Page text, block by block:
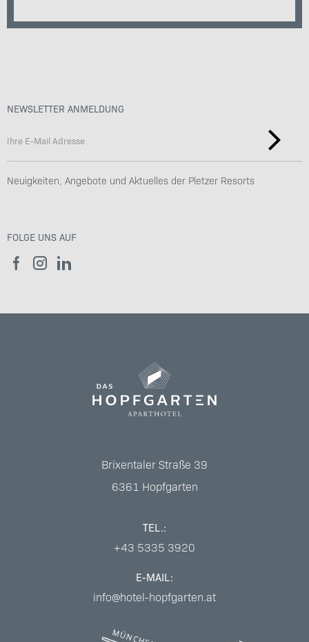
NEWSLETTER ANMELDUNG
Neuigkeiten, Angebote und Aktuelles der Pletzer Resorts
FOLGE UNS AUF
Brixentaler Straße 39
6361 Hopfgarten
TEL.:
+43 5335 3920
E-MAIL:
info@hotel-hopfgarten.at